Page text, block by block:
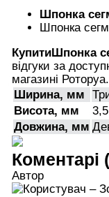
Шпонка
Шпонка
КупитиШпонка
відгуки за
магазині
Ширина, мм
Висота, мм
3,5
Довжина, мм
Коментарі
Автор